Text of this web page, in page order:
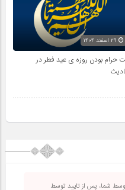
حرام بودن روزه ی عید فطر در
شما، پس از تایید توسط